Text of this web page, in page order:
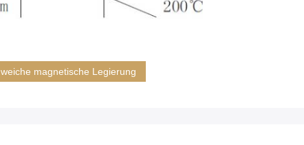
weiche magnetische Legierung